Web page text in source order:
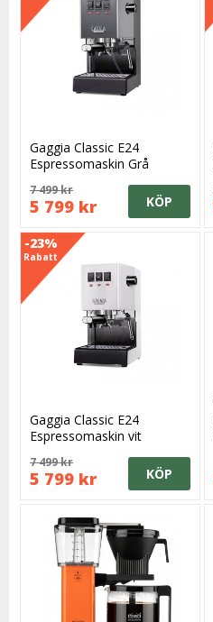
Gaggia Classic E24
Espressomaskin Grå
7 499 kr
5 799 kr KÖP
-23%
Rabatt
Gaggia Classic E24
Espressomaskin vit
7 499 kr
5 799 kr KÖP